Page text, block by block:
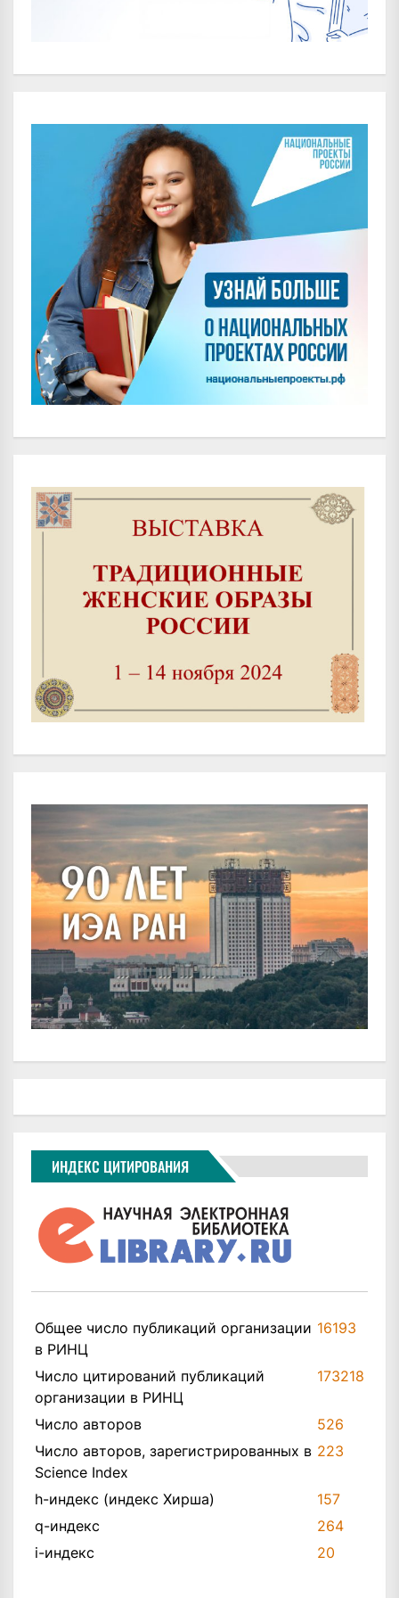
ИНДЕКС ЦИТИРОВАНИЯ
Общее число публикаций организации
в РИНЦ
16193
Число цитирований публикаций
организации в РИНЦ
173218
Число авторов
526
Число авторов, зарегистрированных в
Science Index
223
h-индекс (индекс Хирша)
157
q-индекс
264
i-индекс
20